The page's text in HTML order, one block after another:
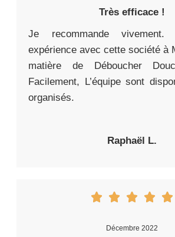
Très efficace !
Je recommande vivement.
expérience avec cette société à
matière de Déboucher
Facilement, L’équipe sont
organisés.
Raphaël L.
Décembre 2022